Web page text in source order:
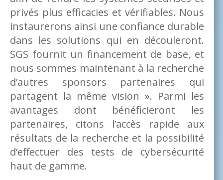
privés plus efficacies et vérifiables. Nous
instaurerons ainsi une confiance durable
dans les solutions qui en découleront.
SGS fournit un financement de base, et
nous sommes maintenant à la recherche
d’autres sponsors partenaires qui
partagent la même vision ». Parmi les
avantages dont bénéficieront les
partenaires, citons l’accès rapide aux
résultats de la recherche et la possibilité
d’effectuer des tests de cybersécurité
haut de gamme.